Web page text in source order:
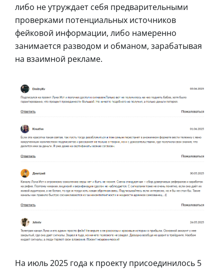
либо не утруждает себя предварительными
проверками потенциальных источников
фейковой информации, либо намеренно
занимается разводом и обманом, зарабатывая
на взаимной рекламе.
На июль 2025 года к проекту присоединилось 5